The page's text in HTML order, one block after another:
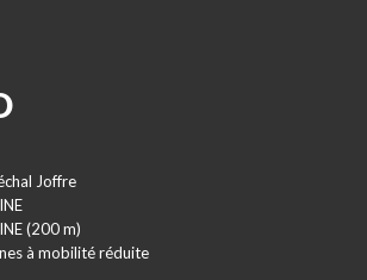
Joffre
(200 m)
à mobilité réduite